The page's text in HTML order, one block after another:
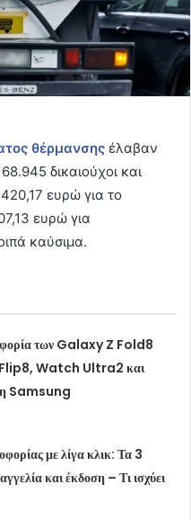
θέρμανσης έλαβαν
δικαιούχοι και
ευρώ για το
ευρώ για
καύσιμα.
των Galaxy Z Fold8
Watch Ultra2 και
Samsung
με λίγα κλικ: Τα 3
και έκδοση – Τι ισχύει